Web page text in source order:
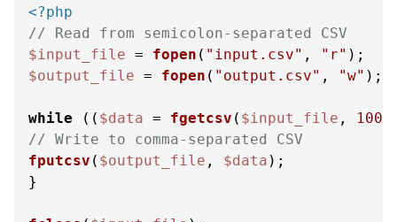
<?php
// Read from semicolon-separated CSV
$input_file = fopen ( "input.csv" , "r"
$output_file = fopen ( "output.csv" , "w" );
while (( $data = fgetcsv ( $input_file , 1000
// Write to comma-separated CSV
fputcsv ( $output_file , $data );
}